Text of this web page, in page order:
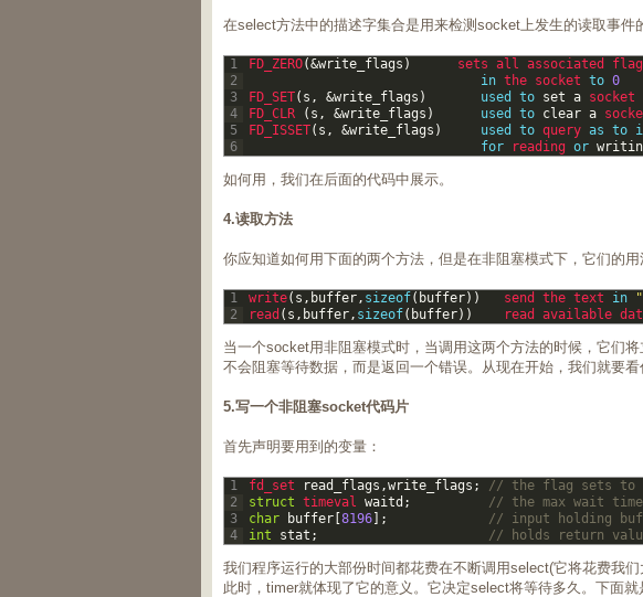
在select方法中的描述字集合是用来检测socket上发生的读取事件
1
2
3
4
5
6
FD_ZERO(&write_flags ) sets all associated
in the socket to 0
FD_SET( s , &write_flags ) used to set a socket
FD_CLR
( s , &write_flags ) used to clear a
FD_ISSET( s , &write_flags ) used to query as to
for
reading or
如何用，我们在后面的代码中展示。
4.读取方法
你应知道如何用下面的两个方法，但是在非阻塞模式下，它们的用
1
2
write( s , buffer, sizeof( buffer) ) send the text in
read ( s , buffer, sizeof( buffer) ) read available
当一个socket用非阻塞模式时，当调用这两个方法的时候，它们
不会阻塞等待数据，而是返回一个错误。从现在开始，我们就要看
5.写一个非阻塞socket代码片
首先声明要用到的变量：
1
2
3
4
fd_set read_flags ,write_flags ;
// the flag sets to
struct timeval waitd ;
// the max wait
char
buffer 8196 ;
// input holding
int
stat ; // holds return
我们程序运行的大部份时间都花费在不断调用select(它将花费我
此时，timer就体现了它的意义。它决定select将等待多久。下面就